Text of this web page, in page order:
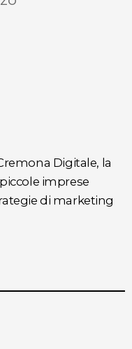
Digitale, la
imprese
di marketing